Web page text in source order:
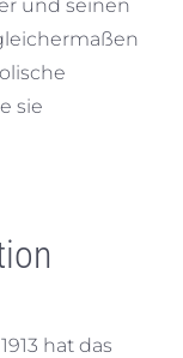
und seinen
sie
hat das